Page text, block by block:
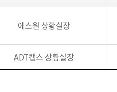
에스원 상황실장
ADT캡스 상황실장